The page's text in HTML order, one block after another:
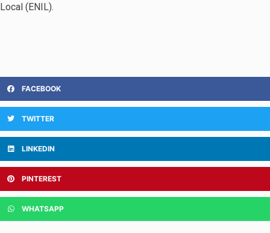
Local (ENIL).
FACEBOOK
TWITTER
LINKEDIN
PINTEREST
WHATSAPP